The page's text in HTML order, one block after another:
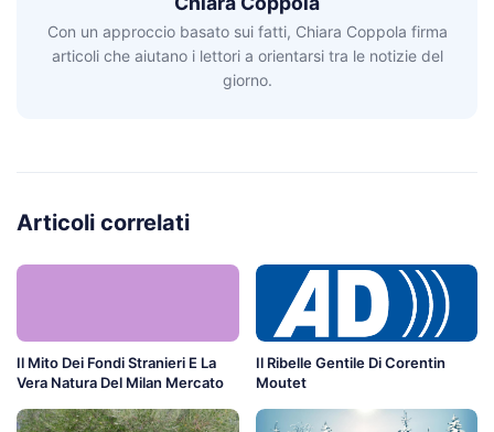
Con un approccio basato sui fatti, Chiara Coppola firma
articoli che aiutano i lettori a orientarsi tra le notizie del
giorno.
Articoli correlati
Il Mito Dei Fondi Stranieri E La
Vera Natura Del Milan Mercato
Il Ribelle Gentile Di Corentin
Moutet